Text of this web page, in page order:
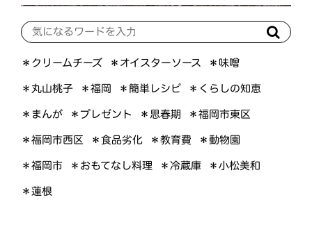
＊クリームチーズ ＊オイスターソース ＊味噌
＊丸山桃子 ＊福岡 ＊簡単レシピ ＊くらしの知恵
＊まんが ＊プレゼント ＊思春期 ＊福岡市東区
＊福岡市西区 ＊食品劣化 ＊教育費 ＊動物園
＊福岡市 ＊おもてなし料理 ＊冷蔵庫 ＊小松美和
＊蓮根